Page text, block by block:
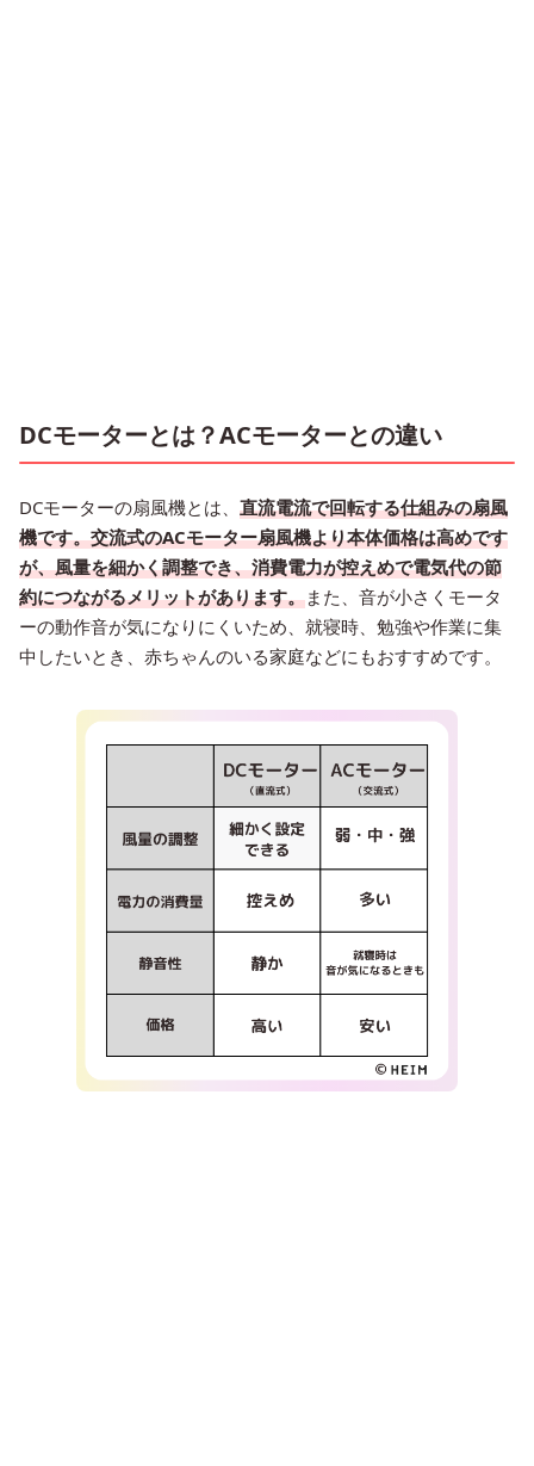
DCモーターとは？ACモーターとの違い
DCモーターの扇風機とは、 直流電流で回転する仕組みの扇風
機です。交流式のACモーター扇風機より本体価格は高めです
が、風量を細かく調整でき、消費電力が控えめで電気代の節
約につながるメリットがあります。また、音が小さくモータ
ーの動作音が気になりにくいため、就寝時、勉強や作業に集
中したいとき、赤ちゃんのいる家庭などにもおすすめです。